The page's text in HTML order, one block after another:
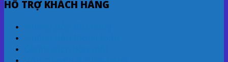
HỖ TRỢ KHÁCH HÀNG